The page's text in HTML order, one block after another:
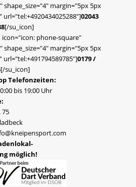
shape_size="4" margin="5px 5px
url="tel:+4920434025288"]02043
[/su_icon]
icon="icon: phone-square"
shape_size="4" margin="5px 5px
url="tel:+491794589785"]0179 /
[/su_icon]
Telefonzeiten:
bis 19:00 Uhr
75
möglich!